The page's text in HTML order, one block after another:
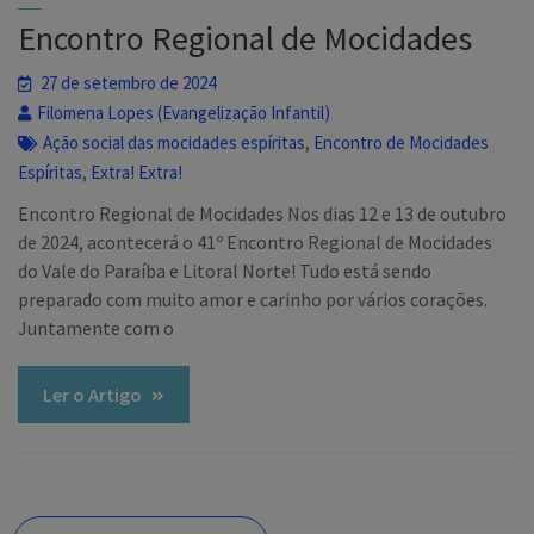
Encontro Regional de Mocidades
27 de setembro de 2024
Filomena Lopes (Evangelização Infantil)
Ação social das mocidades espíritas, Encontro de Mocidades
Espíritas, Extra! Extra!
Encontro Regional de Mocidades Nos dias 12 e 13 de outubro
de 2024, acontecerá o 41º Encontro Regional de Mocidades
do Vale do Paraíba e Litoral Norte! Tudo está sendo
preparado com muito amor e carinho por vários corações.
Juntamente com o
Ler o Artigo